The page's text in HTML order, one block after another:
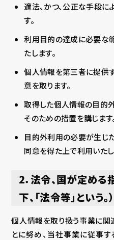
適法、かつ、公正な手段
す。
利用目的の達成に必要な
たします。
個人情報を第三者に提供
意を取ります。
取得した個人情報の目的外
そのための措置を講じます
目的外利用の必要が生じ
同意を得た上で利用いたし
2．法令、国が定め
下、「法令等」という。
個人情報を取り扱う事業に関
とに努め、当社事業に従事す